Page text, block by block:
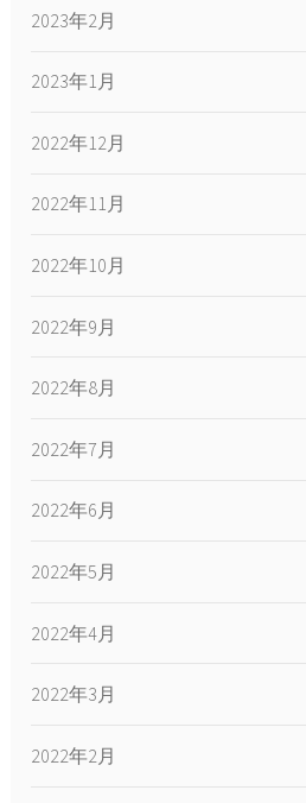
2023年2月
2023年1月
2022年12月
2022年11月
2022年10月
2022年9月
2022年8月
2022年7月
2022年6月
2022年5月
2022年4月
2022年3月
2022年2月